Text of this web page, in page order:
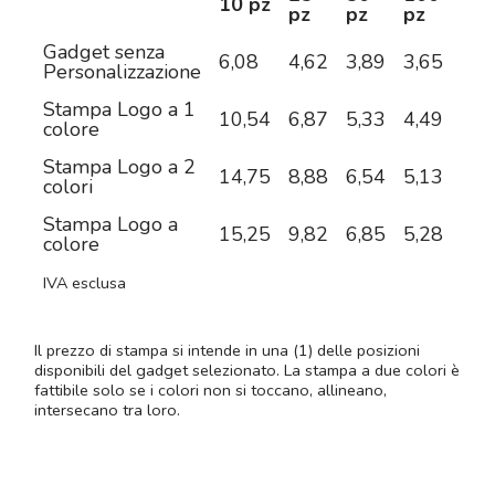
pz pz pz
Gadget senza
Personalizzazione 6,08 4,62 3,89 3,65
Stampa Logo a 1
colore 10,54 6,87 5,33 4,49
Stampa Logo a 2
colori 14,75 8,88 6,54 5,13
Stampa Logo a
colore 15,25 9,82 6,85 5,28
IVA esclusa
Il prezzo di stampa si intende in una (1) delle posizioni
disponibili del gadget selezionato. La stampa a due colori è
fattibile solo se i colori non si toccano, allineano,
intersecano tra loro.